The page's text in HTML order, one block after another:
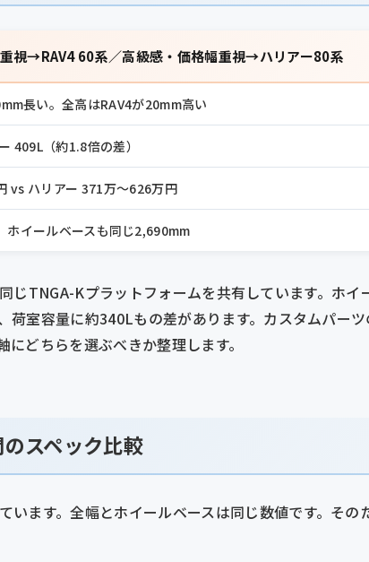
視→RAV4 60系／高級感・価格幅重視→ハリアー80系
長い。全高はRAV4が20mm高い
409L（約1.8倍の差）
vs ハリアー 371万〜626万円
ホイールベースも同じ2,690mm
じTNGA-Kプラットフォームを共有しています。ホ
荷室容量に約340Lもの差があります。カスタムパー
どちらを選ぶべきか整理します。
スペック比較
います。全幅とホイールベースは同じ数値です。そ